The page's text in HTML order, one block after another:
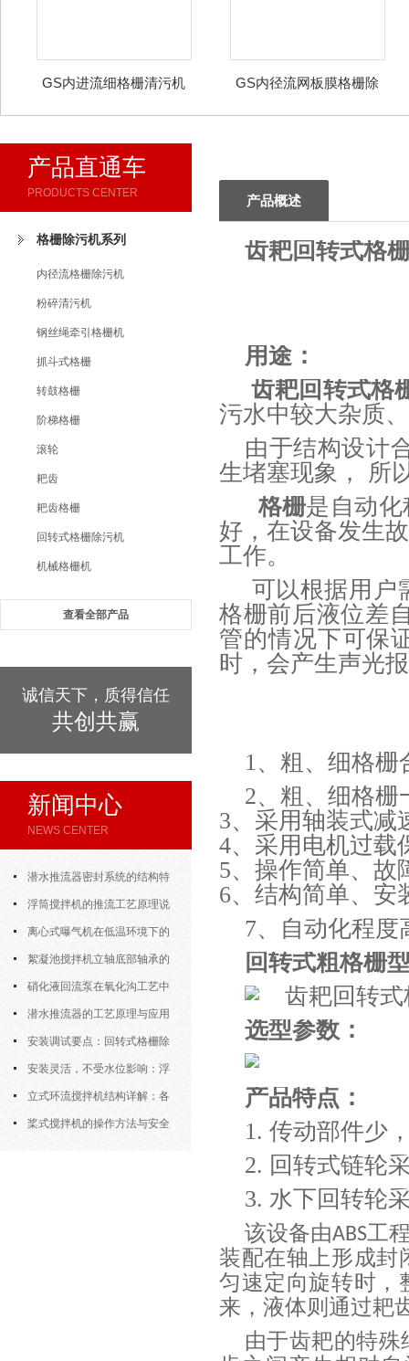
GS内进流细格栅清污机
GS内径流网板膜格栅除
产品直通车
PRODUCTS CENTER
格栅除污机系列
内径流格栅除污机
粉碎清污机
钢丝绳牵引格栅机
抓斗式格栅
转鼓格栅
阶梯格栅
滚轮
耙齿
耙齿格栅
回转式格栅除污机
机械格栅机
查看全部产品
诚信天下，质得信任
共创共赢
新闻中心
NEWS CENTER
潜水推流器密封系统的结构特
点与渗漏故障处理
浮筒搅拌机的推流工艺原理说
明 离心式曝气机在低温环境下的
运行特性与防冻措施
絮凝池搅拌机立轴底部轴承的
密封防水与免维护设计
硝化液回流泵在氧化沟工艺中
的布置位置对回流效果的影响
潜水推流器的工艺原理与应用
逻辑安装调试要点：回转式格栅除
污机的土建配合要求与水平度校准
安装灵活，不受水位影响：浮
筒式曝气机的结构优势与适用场景
立式环流搅拌机结构详解：各
部件的功能与协同
桨式搅拌机的操作方法与安全
产品概述
齿耙回转式格
用途：
齿耙回转式格
污水中较大杂质
由于结构设计
生堵塞现象， 所
格栅是自动
好，在设备发生
工作。
可以根据用户
格栅前后液位差
管的情况下可保
时，会产生声光
1、粗、细格
2、粗、细格
3、采用轴装式减
4、采用电机过载
5、操作简单、故
6、结构简单、安
7、自动化程度
回转式粗格栅
选型参数：
产品特点：
1. 传动部件少
2. 回转式链轮
3. 水下回转轮
该设备由ABS工
装配在轴上形成封
匀速定向旋转时，
来，液体则通过耙
由于齿耙的特